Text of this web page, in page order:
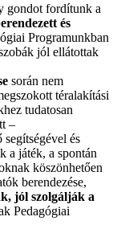
gondot fordítunk a
és
Programunkban
jól ellátottak
során nem
téralakítási
tudatosan
–
és
a játék, a spontán
köszönhetően
berendezése,
jól szolgálják a
Pedagógiai